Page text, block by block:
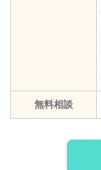
無料相談